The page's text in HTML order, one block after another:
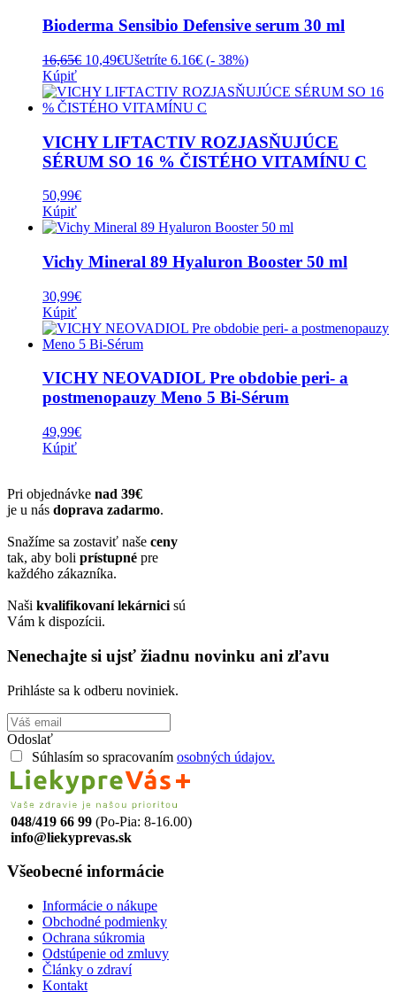
Bioderma Sensibio Defensive serum 30 ml
16,65€ Pôvodná
bola:
16,65€.
10,49€Aktuálna
je:
10,49€.
Ušetríte 6.16€ (- 38%)
Kúpiť
VICHY LIFTACTIV ROZJASŇUJÚCE
SÉRUM SO 16 % ČISTÉHO VITAMÍNU C
50,99€
Kúpiť
Vichy Mineral 89 Hyaluron Booster 50 ml
30,99€
Kúpiť
VICHY NEOVADIOL Pre obdobie peri- a
postmenopauzy Meno 5 Bi-Sérum
49,99€
Kúpiť
Pri objednávke nad 39€
je u nás doprava zadarmo.
Snažíme sa zostaviť naše ceny
tak, aby boli prístupné pre
každého zákazníka.
Naši kvalifikovaní lekárnici sú
Vám k dispozícii.
Nenechajte si ujsť žiadnu novinku ani zľavu
Prihláste sa k odberu noviniek.
Odoslať
Súhlasím so spracovaním osobných údajov.
048/419 66 99 (Po-Pia: 8-16.00)
info@liekyprevas.sk
Všeobecné informácie
Informácie o nákupe
Obchodné podmienky
Ochrana súkromia
Odstúpenie od zmluvy
Články o zdraví
Kontakt